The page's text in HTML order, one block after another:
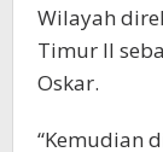
Wilayah
Timur II
Oskar.
“Kemudian